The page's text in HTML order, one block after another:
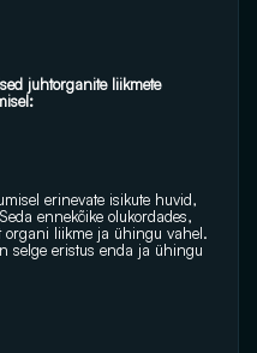
juhtorganite liikmete
erinevate isikute huvid,
ennekõike olukordades,
organi liikme ja ühingu vahel.
selge eristus enda ja ühingu